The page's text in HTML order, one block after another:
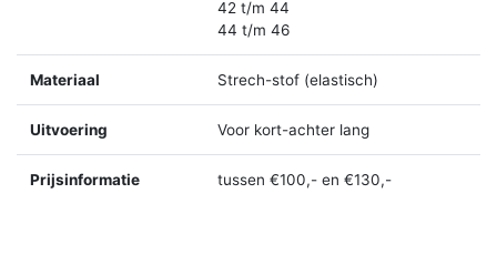
42 t/m 44
44 t/m 46
Materiaal Strech-stof (elastisch)
Uitvoering Voor kort-achter lang
Prijsinformatie tussen €100,- en €130,-